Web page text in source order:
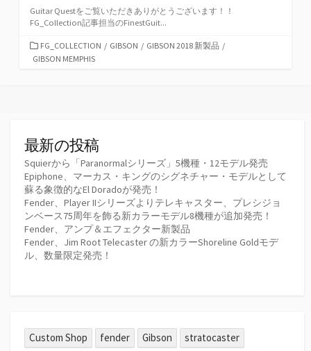
Guitar Questをご覧いただきありがとうございます！！
FG_Collection記事担当のFinestGuit...
カ
テ
FG_COLLECTION / GIBSON / GIBSON 2018 新製品 /
GIBSON MEMPHIS
最新の投稿
Squierから「Paranormalシリーズ」5機種・12モデル発売
Epiphone、マーカス・キングのシグネチャー・モデルとして
蘇る象徴的なEl Doradoが発売！
Fender、Player IIシリーズよりテレキャスター、プレシジョ
ンベース75周年を飾る新カラーモデル8機種が追加発売！
Fender、アンプ＆エフェクター新製品
Fender、Jim Root Telecaster の新カラーShoreline Goldモデ
ル、数量限定発売！
Custom Shop fender Gibson
stratocaster